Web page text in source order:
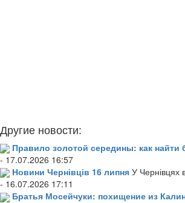
Другие новости:
Правило золотой середины: как
- 17.07.2026 16:57
Новини Чернівців 16 липня У Чернівцях
- 16.07.2026 17:11
Братья Мосейчуки: похищение из